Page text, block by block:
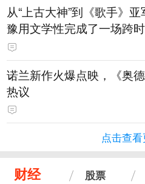
从“上古大神”到《歌手》
豫用文学性完成了一场跨
诺兰新作火爆点映，《奥
热议
点击查
财经 股票